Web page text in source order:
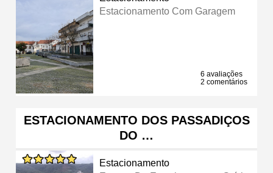
Estacionamento Com Garagem
6 avaliações
2 comentários
ESTACIONAMENTO DOS PASSADIÇOS
DO …
Estacionamento